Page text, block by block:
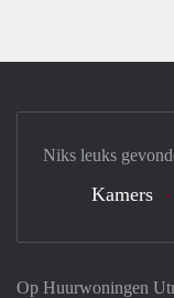
Op Huurwoningen
Niks leuks
Kamers